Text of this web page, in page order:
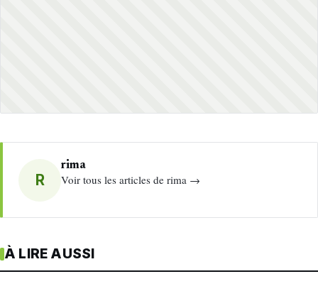
R
rima
Voir tous les articles de rima →
À LIRE AUSSI